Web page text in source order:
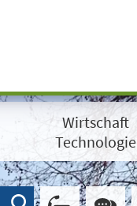
Wirtschaft
Technologie